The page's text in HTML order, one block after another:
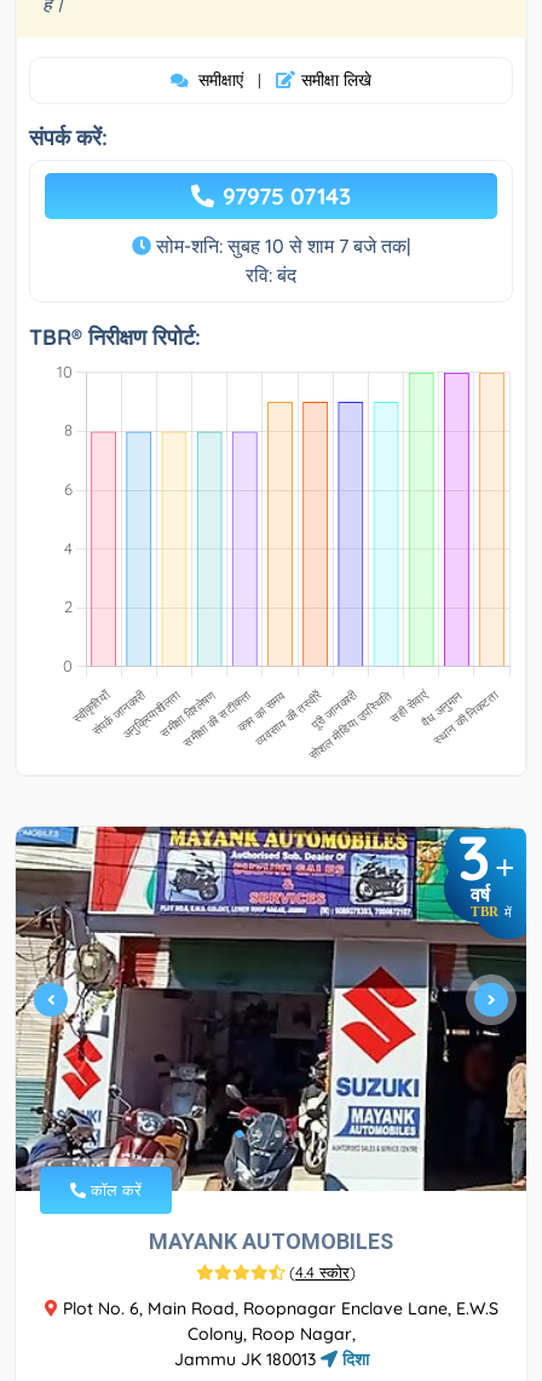
समीक्षाएं | समीक्षा लिखे
संपर्क करें:
97975 07143
सोम-शनि: सुबह 10 से शाम 7 बजे तक|
रवि: बंद
TBR® निरीक्षण रिपोर्ट:
3+
वर्ष
TBR में
कॉल करें
MAYANK AUTOMOBILES
(4.4 स्कोर)
Plot No. 6, Main Road, Roopnagar Enclave Lane, E.W.S
Colony, Roop Nagar,
Jammu JK 180013
दिशा